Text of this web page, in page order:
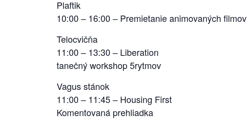
Plaftik
10:00 – 16:00 – Premietanie animovaných filmov
Telocvičňa
11:00 – 13:30 – Liberation
tanečný workshop 5rytmov
Vagus stánok
11:00 – 11:45 – Housing First
Komentovaná prehliadka